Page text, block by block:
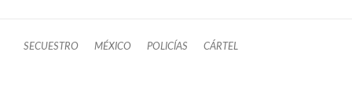
SECUESTRO MÉXICO POLICÍAS CÁRTEL